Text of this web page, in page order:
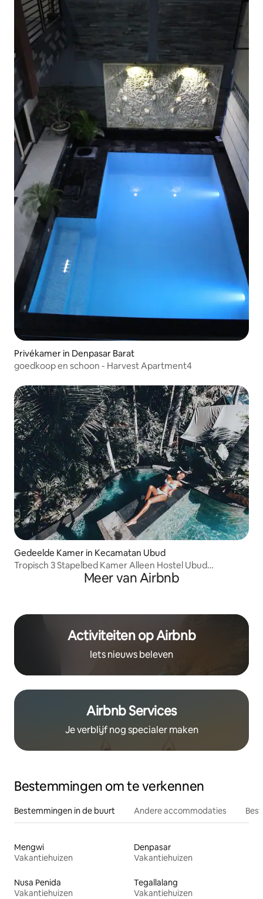
Privékamer in Denpasar Barat
goedkoop en schoon - Harvest Apartment4
Gedeelde Kamer in Kecamatan Ubud
Tropisch 3 Stapelbed Kamer Alleen Hostel Ubud
Meer van Airbnb
Activiteiten op Airbnb
Iets nieuws beleven
Airbnb Services
Je verblijf nog specialer maken
Bestemmingen om te verkennen
Bestemmingen in de buurt Andere accommodaties
Mengwi
Vakantiehuizen
Denpasar
Vakantiehuizen
Nusa Penida
Vakantiehuizen
Tegallalang
Vakantiehuizen